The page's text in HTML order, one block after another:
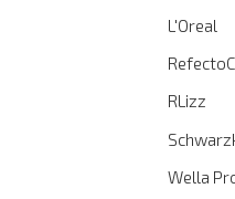
L'Oreal
RLizz
Wella